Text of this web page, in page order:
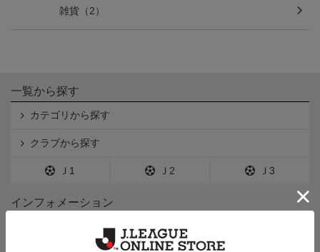
雑貨（2）
一覧から探す
カテゴリから探す
クラブから探す
Ｊ1 Ｊ2 Ｊ3
インフォメーション
Ｊリーグオンラインストアとは